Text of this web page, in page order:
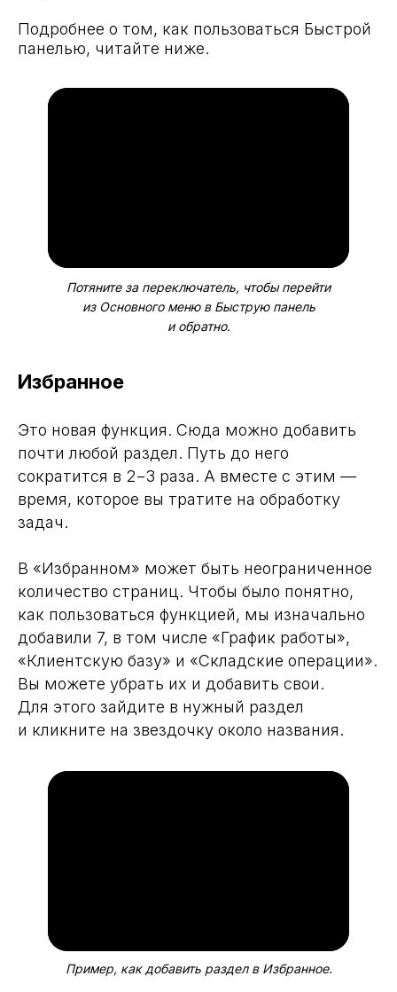
Подробнее о том, как пользоваться Быстрой
панелью, читайте ниже.
Потяните за переключатель, чтобы перейти
из Основного меню в Быструю панель
и обратно.
Избранное
Это новая функция. Сюда можно добавить
почти любой раздел. Путь до него
сократится в 2−3 раза. А вместе с этим —
время, которое вы тратите на обработку
задач.
В «Избранном» может быть неограниченное
количество страниц. Чтобы было понятно,
как пользоваться функцией, мы изначально
добавили 7, в том числе «График работы»,
«Клиентскую базу» и «Складские операции».
Вы можете убрать их и добавить свои.
Для этого зайдите в нужный раздел
и кликните на звездочку около названия.
Пример, как добавить раздел в Избранное.